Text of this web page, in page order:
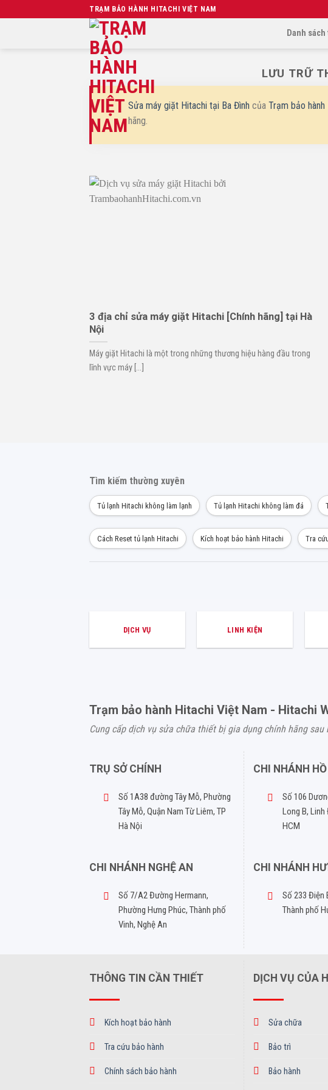
đến
TRẠM BẢO HÀNH HITACHI VIỆT NAM
Danh
LƯU TRỮ
Sửa máy giặt Hitachi tại Ba Đình của Trạm bảo hành
hãng.
3 địa chỉ sửa máy giặt Hitachi [Chính hãng] tại Hà
Nội
Máy giặt Hitachi là một trong những thương hiệu hàng đầu trong
lĩnh vực máy [...]
Tìm kiếm thường xuyên
Tủ lạnh Hitachi không làm lạnh Tủ lạnh Hitachi không làm đá
Cách Reset tủ lạnh Hitachi Kích hoạt bảo hành Hitachi Tra
DỊCH VỤ LINH KIỆN
Trạm bảo hành Hitachi Việt Nam - Hitachi
Cung cấp dịch vụ sửa chữa thiết bị gia dụng chính hãng
TRỤ SỞ CHÍNH
Số 1A38 đường Tây Mỗ, Phường
Tây Mỗ, Quận Nam Từ Liêm, TP
Hà Nội
CHI NHÁNH
Số 106
Long B,
HCM
CHI NHÁNH NGHỆ AN
Số 7/A2 Đường Hermann,
Phường Hưng Phúc, Thành phố
Vinh, Nghệ An
CHI NHÁNH
Số 233 Điện
Thành phố
THÔNG TIN CẦN THIẾT
Kích hoạt bảo hành
Tra cứu bảo hành
Chính sách bảo hành
DỊCH VỤ CỦA
Sửa chữa
Bảo trì
Bảo hành